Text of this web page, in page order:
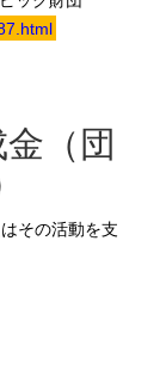
（団
その活動を支